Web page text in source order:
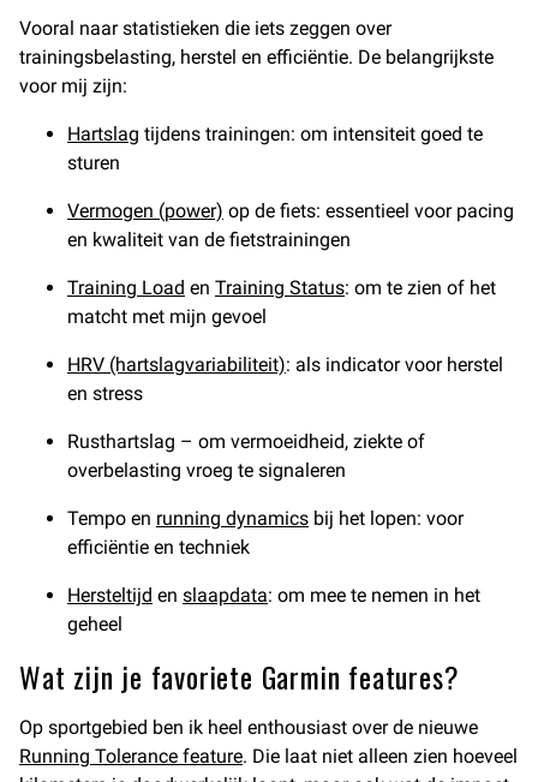
Vooral naar statistieken die iets zeggen over
trainingsbelasting, herstel en efficiëntie. De belangrijkste
voor mij zijn:
Hartslag tijdens trainingen: om intensiteit goed te
sturen
Vermogen (power) op de fiets: essentieel voor pacing
en kwaliteit van de fietstrainingen
Training Load en Training Status: om te zien of het
matcht met mijn gevoel
HRV (hartslagvariabiliteit): als indicator voor herstel
en stress
Rusthartslag – om vermoeidheid, ziekte of
overbelasting vroeg te signaleren
Tempo en running dynamics bij het lopen: voor
efficiëntie en techniek
Hersteltijd en slaapdata: om mee te nemen in het
geheel
Wat zijn je favoriete Garmin features?
Op sportgebied ben ik heel enthousiast over de nieuwe
Running Tolerance feature. Die laat niet alleen zien hoeveel